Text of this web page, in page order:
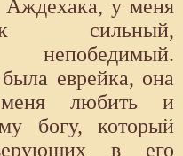
у меня
сильный,
непобедимый.
еврейка, она
меня любить и
богу, который
в его